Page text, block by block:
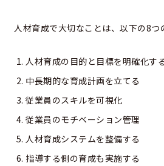
人材育成で大切なことは、以下の8つ
人材育成の目的と目標を明確化す
中長期的な育成計画を立てる
従業員のスキルを可視化
従業員のモチベーション管理
人材育成システムを整備する
指導する側の育成も実施する